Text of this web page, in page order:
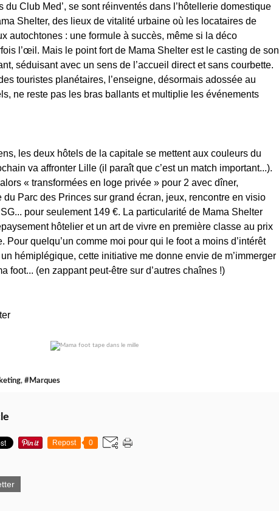
du Club Med’, se sont réinventés dans l’hôtellerie domestique
Shelter, des lieux de vitalité urbaine où les locataires de
autochtones : une formule à succès, même si la déco
l’œil. Mais le point fort de Mama Shelter est le casting de son
séduisant avec un sens de l’accueil direct et sans courbette.
touristes planétaires, l’enseigne, désormais adossée au
ne reste pas les bras ballants et multiplie les événements
les deux hôtels de la capitale se mettent aux couleurs du
va affronter Lille (il paraît que c’est un match important...).
« transformées en loge privée » pour 2 avec dîner,
du Parc des Princes sur grand écran, jeux, rencontre en visio
pour seulement 149 €. La particularité de Mama Shelter
hôtelier et un art de vivre en première classe au prix
Pour quelqu’un comme moi pour qui le foot a moins d’intérêt
hémiplégique, cette initiative me donne envie de m’immerger
foot... (en zappant peut-être sur d’autres chaînes !)
, #Marques
Repost 0